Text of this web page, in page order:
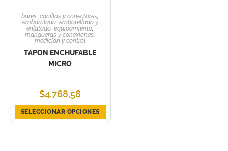
bares,canillas y conectores,
embarrilado, embotellado y
enlatado,equipamiento,
mangueras y conexiones,
medición y control
TAPON ENCHUFABLE
MICRO
$4.768,58
SELECCIONAR OPCIONES